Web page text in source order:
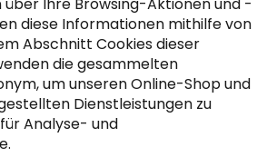
diese Informationen mithilfe von
Abschnitt Cookies dieser
die gesammelten
um unseren Online-Shop und
Dienstleistungen zu
Analyse- und